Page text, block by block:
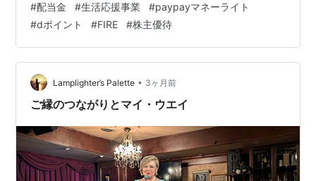
ポイント ◆INPEXからのQUOカード：3,000円分 ◆一部
の企業の議決権行使で全員にデジタルギフト：1,000円分
配当も株主優待も、株式投資をしている人だけが受け取
れる特権ですよね。リスクテイクしていることに対する
報酬かな。 さて、今週、MIXIから配当をいた…
#配当金 #生活応援事業 #paypayマネーライト
#dポイント #FIRE #株主優待
Lamplighter’s Palette • 3ヶ月前
ご縁のつながりとマイ・ウエイ